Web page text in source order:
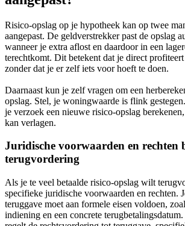
Risico-opslag op je hypotheek kan op twee
aangepast. De geldverstrekker past de opslag
wanneer je extra aflost en daardoor in een
terechtkomt. Dit betekent dat je direct profiteert
zonder dat je er zelf iets voor hoeft te doen.
Daarnaast kun je zelf vragen om een
opslag. Stel, je woningwaarde is flink
je verzoek een nieuwe risico-opslag
kan verlagen.
Juridische voorwaarden en rechten
terugvordering
Als je te veel betaalde risico-opslag wilt
specifieke juridische voorwaarden en rechten.
teruggave moet aan formele eisen voldoen,
indiening en een concrete